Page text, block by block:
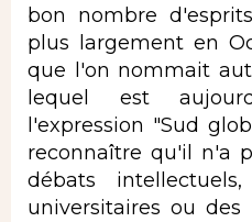
bon nombre
plus largement en
que l'on nommait
lequel est
l'expression "Sud
reconnaître qu'il n'a
débats
universitaires ou